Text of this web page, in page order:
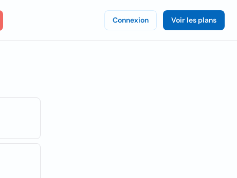
Connexion Voir les plans